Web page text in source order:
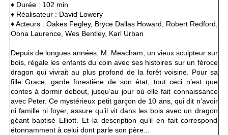
♦ Durée : 102 min
♦ Réalisateur : David Lowery
♦ Acteurs : Oakes Fegley, Bryce Dallas Howard, Robert Redford,
Oona Laurence, Wes Bentley, Karl Urban
Depuis de longues années, M. Meacham, un vieux sculpteur sur
bois, régale les enfants du coin avec ses histoires sur un féroce
dragon qui vivrait au plus profond de la forêt voisine. Pour sa
fille Grace, garde forestière de son état, tout ceci n’est que
contes à dormir debout, jusqu’au jour où elle fait connaissance
avec Peter. Ce mystérieux petit garçon de 10 ans, qui dit n’avoir
ni famille ni foyer, assure qu’il vit dans les bois avec un dragon
géant baptisé Elliott. Et la description qu’il en fait correspond
étonnamment à celui dont parle son père...